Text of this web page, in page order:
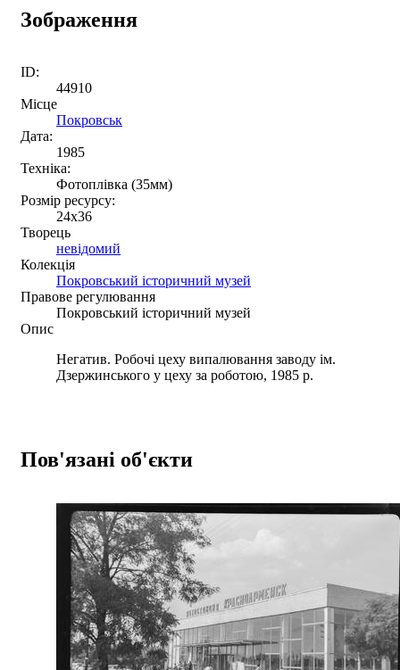
Зображення
ID:
44910
Місце
Покровськ
Дата:
1985
Техніка:
Фотоплівка (35мм)
Розмір ресурсу:
24х36
Творець
невідомий
Колекція
Покровський історичний музей
Правове регулювання
Покровський історичний музей
Опис
Негатив. Робочі цеху випалювання заводу ім.
Дзержинського у цеху за роботою, 1985 р.
Пов'язані об'єкти